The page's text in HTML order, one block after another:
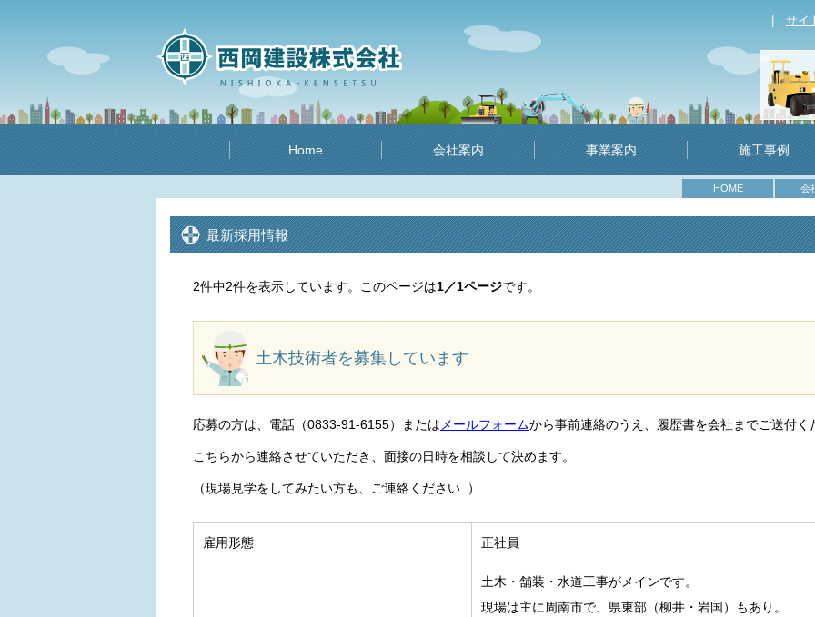
サイ
Home 会社案内 事業案内 施工事例
会
HOME
最新採用情報
2件中2件を表示しています。このページは1／1ページです。
土木技術者を募集しています
応募の方は、電話（0833-91-6155）または メールフォームから事前連絡のうえ、履歴書を会社までご送付く
こちらから連絡させていただき、面接の日時を相談して決めます。
（現場見学をしてみたい方も、ご連絡ください ）
雇用形態 正社員
土木・舗装・水道工事がメインです。
現場は主に周南市で、県東部（柳井・岩国）もあり。